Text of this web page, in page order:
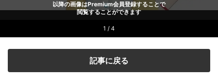
以降の画像はPremium会員登録することで
閲覧することができます
1 / 4
記事に戻る